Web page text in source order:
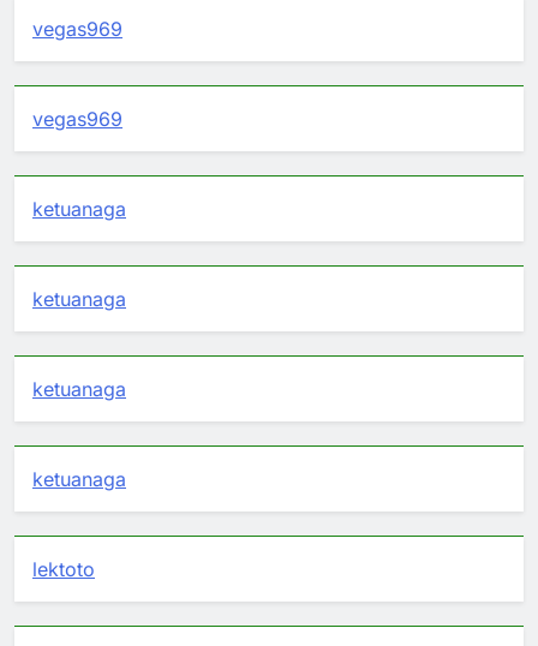
vegas969
vegas969
ketuanaga
ketuanaga
ketuanaga
ketuanaga
lektoto